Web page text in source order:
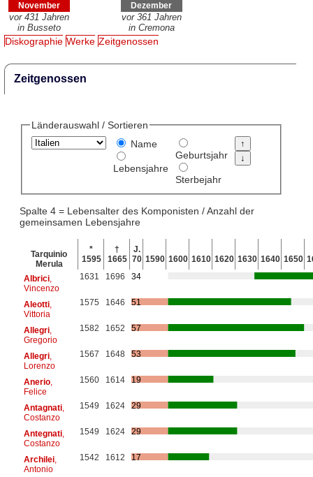
November
vor 431 Jahren
in Busseto
Dezember
vor 361 Jahren
in Cremona
Diskographie Werke Zeitgenossen
Zeitgenossen
Länderauswahl / Sortieren
Name
Lebensjahre
Geburtsjahr
Sterbejahr
Spalte 4 = Lebensalter des Komponisten / Anzahl der
gemeinsamen Lebensjahre
Tarquinio
Merula
*
1595
†
1665
J.
70 1590 1600 1610 1620 1630 1640 1650
Albrici,
Vincenzo
1631 1696 34
Aleotti,
Vittoria
1575 1646 51
Allegri,
Gregorio
1582 1652 57
Allegri,
Lorenzo
1567 1648 53
Anerio,
Felice
1560 1614 19
Antagnati,
Costanzo
1549 1624 29
Antegnati,
Costanzo
1549 1624 29
Archilei,
Antonio
1542 1612 17